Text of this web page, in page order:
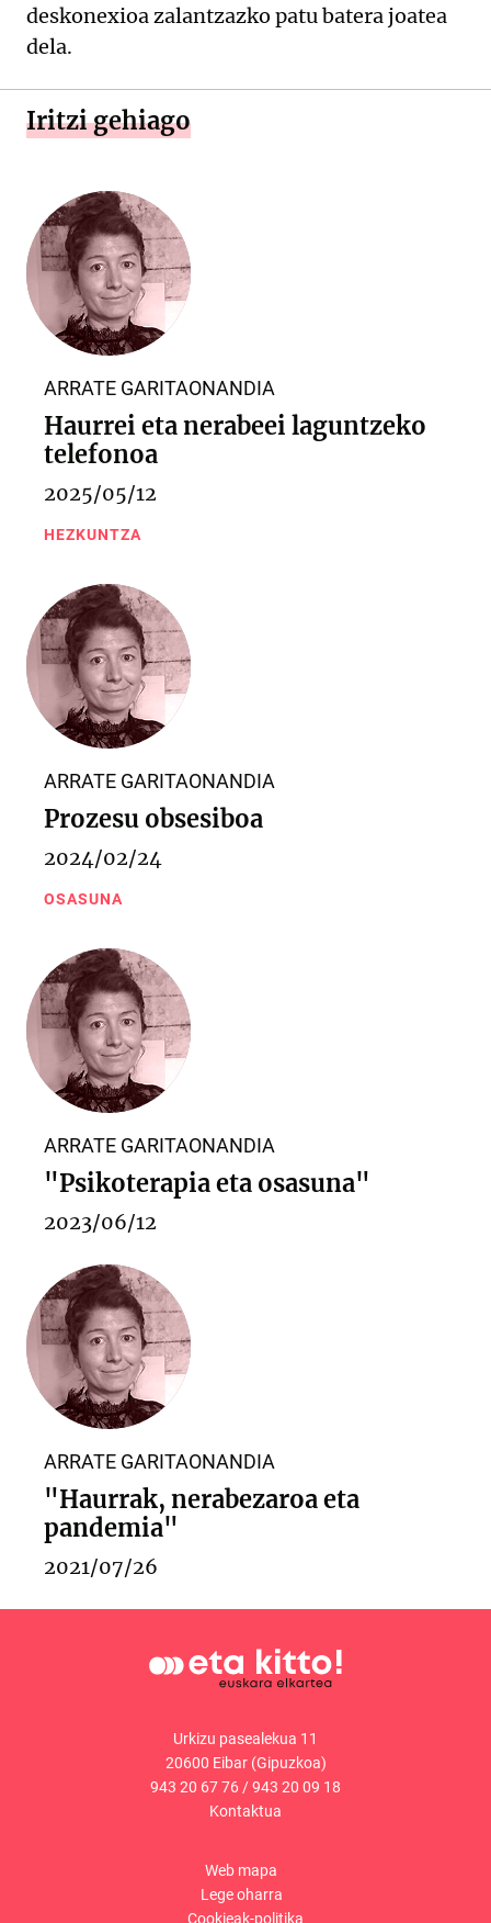
deskonexioa zalantzazko patu batera joatea
dela.
Iritzi gehiago
ARRATE GARITAONANDIA
Haurrei eta nerabeei laguntzeko
telefonoa
2025/05/12
HEZKUNTZA
ARRATE GARITAONANDIA
Prozesu obsesiboa
2024/02/24
OSASUNA
ARRATE GARITAONANDIA
"Psikoterapia eta osasuna"
2023/06/12
ARRATE GARITAONANDIA
"Haurrak, nerabezaroa eta
pandemia"
2021/07/26
Urkizu pasealekua 11
20600 Eibar (Gipuzkoa)
943 20 67 76 /943 20 09 18
Kontaktua
Web mapa
Lege oharra
Cookieak-politika